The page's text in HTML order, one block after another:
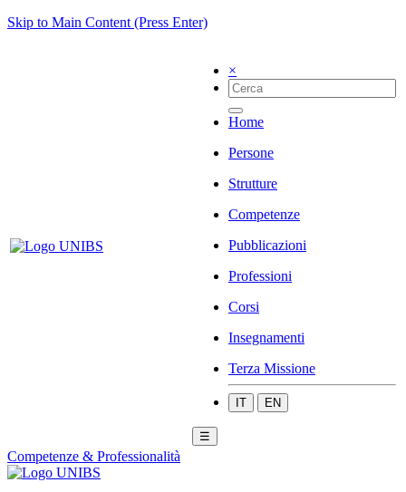
Skip to Main Content (Press Enter)
×
Home
Persone
Strutture
Competenze
Pubblicazioni
Professioni
Corsi
Insegnamenti
Terza Missione
IT EN
☰
Competenze & Professionalità